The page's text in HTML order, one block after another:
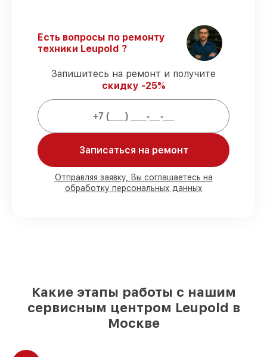
6HD 4-24x52 SF CDS-ZL2 без задержек.
Поддержка после ремонта – все
ремонтные услуги и комплектующие
защищены сервисной гарантией.
Мы гарантируем:
80%
присутствии
запчастей Leupold есть в наличии в
мастерской или на складе в Москве,
остальные поступают оперативно
Есть вопросы по ремонту
техники Leupold ?
Запишитесь на ремонт и получите
скидку -25%
Записаться на ремонт
Отправляя заявку, Вы соглашаетесь на
обработку персональных данных
Какие этапы работы с нашим
сервисным центром Leupold в
Москве